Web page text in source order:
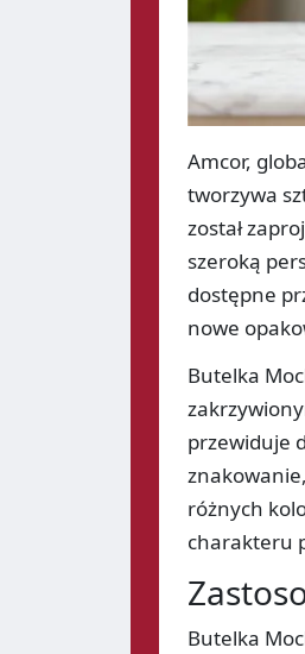
Amcor,
tworzywa
został
szeroką
dostępne
nowe
Butelka
przewiduje
różnych
charakteru
Butelka